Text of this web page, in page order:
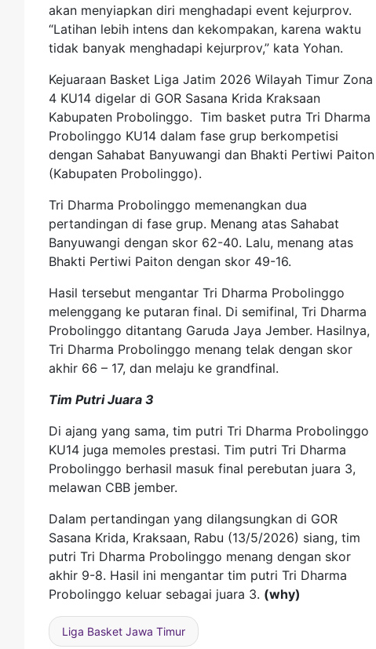
akan menyiapkan diri menghadapi event kejurprov.
“Latihan lebih intens dan kekompakan, karena waktu
tidak banyak menghadapi kejurprov,” kata Yohan.
Kejuaraan Basket Liga Jatim 2026 Wilayah Timur Zona
4 KU14 digelar di GOR Sasana Krida Kraksaan
Kabupaten Probolinggo. Tim basket putra Tri Dharma
Probolinggo KU14 dalam fase grup berkompetisi
dengan Sahabat Banyuwangi dan Bhakti Pertiwi Paiton
(Kabupaten Probolinggo).
Tri Dharma Probolinggo memenangkan dua
pertandingan di fase grup. Menang atas Sahabat
Banyuwangi dengan skor 62-40. Lalu, menang atas
Bhakti Pertiwi Paiton dengan skor 49-16.
Hasil tersebut mengantar Tri Dharma Probolinggo
melenggang ke putaran final. Di semifinal, Tri Dharma
Probolinggo ditantang Garuda Jaya Jember. Hasilnya,
Tri Dharma Probolinggo menang telak dengan skor
akhir 66 – 17, dan melaju ke grandfinal.
Tim Putri Juara 3
Di ajang yang sama, tim putri Tri Dharma Probolinggo
KU14 juga memoles prestasi. Tim putri Tri Dharma
Probolinggo berhasil masuk final perebutan juara 3,
melawan CBB jember.
Dalam pertandingan yang dilangsungkan di GOR
Sasana Krida, Kraksaan, Rabu (13/5/2026) siang, tim
putri Tri Dharma Probolinggo menang dengan skor
akhir 9-8. Hasil ini mengantar tim putri Tri Dharma
Probolinggo keluar sebagai juara 3. (why)
Liga Basket Jawa Timur